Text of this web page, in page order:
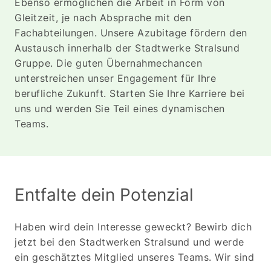
Gleitzeit, je nach Absprache mit den
Fachabteilungen. Unsere Azubitage fördern den
Austausch innerhalb der Stadtwerke Stralsund
Gruppe. Die guten Übernahmechancen
unterstreichen unser Engagement für Ihre
berufliche Zukunft. Starten Sie Ihre Karriere bei
uns und werden Sie Teil eines dynamischen
Teams.
Entfalte dein Potenzial
Haben wird dein Interesse geweckt? Bewirb dich
jetzt bei den Stadtwerken Stralsund und werde
ein geschätztes Mitglied unseres Teams. Wir sind